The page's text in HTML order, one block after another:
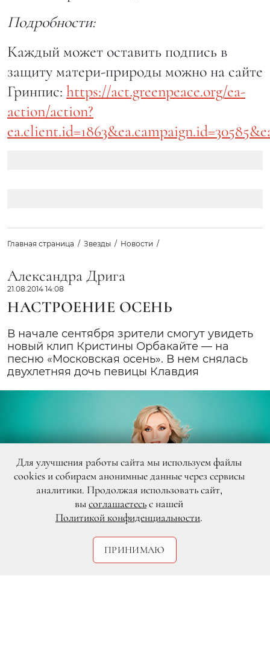
Подробности:
Каждый может оставить подпись в
защиту матери-природы можно на сайте
Гринпис: https://act.greenpeace.org/ea-
action/action?
Главная страница Звезды Новости
Александра Дрига
21.08.2014 14:08
НАСТРОЕНИЕ ОСЕНЬ
В начале сентября зрители смогут увидеть
новый клип Кристины Орбакайте — на
песню «Московская осень». В нем снялась
двухлетняя дочь певицы Клавдия
Для улучшения работы сайта мы используем файлы
cookies и собираем анонимные данные через сервисы
аналитики. Продолжая использовать сайт,
высоглашаетесьс нашей
Политикой конфиденциальности.
ПРИНИМАЮ